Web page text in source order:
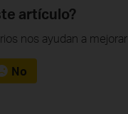
artículo?
nos ayudan a
No